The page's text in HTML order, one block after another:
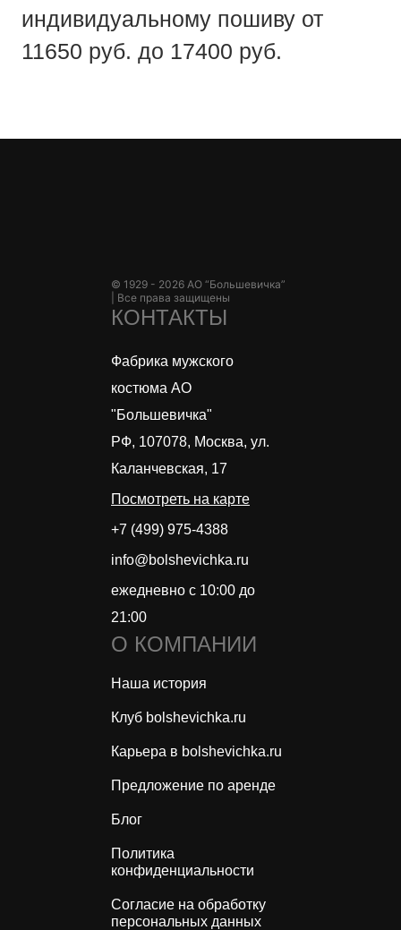
индивидуальному пошиву от
11650 руб. до 17400 руб.
© 1929 - 2026 АО “Большевичка”
Все права защищены
КОНТАКТЫ
Фабрика мужского
костюма АО
"Большевичка"
РФ, 107078, Москва, ул.
Каланчевская, 17
Посмотреть на карте
+7 (499) 975-4388
info@bolshevichka.ru
ежедневно с 10:00 до
21:00
О КОМПАНИИ
Наша история
Клуб bolshevichka.ru
Карьера в bolshevichka.ru
Предложение по аренде
Блог
Политика
конфиденциальности
Согласие на обработку
персональных данных